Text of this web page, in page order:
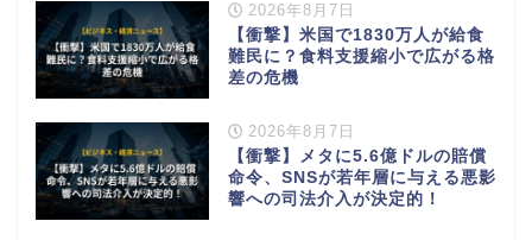
2026年8月7日
【衝撃】米国で1830万人が給食
難民に？食料支援縮小で広がる格
差の危機
2026年8月7日
【衝撃】メタに5.6億ドルの賠償
命令、SNSが若年層に与える悪影
響への司法介入が決定的！